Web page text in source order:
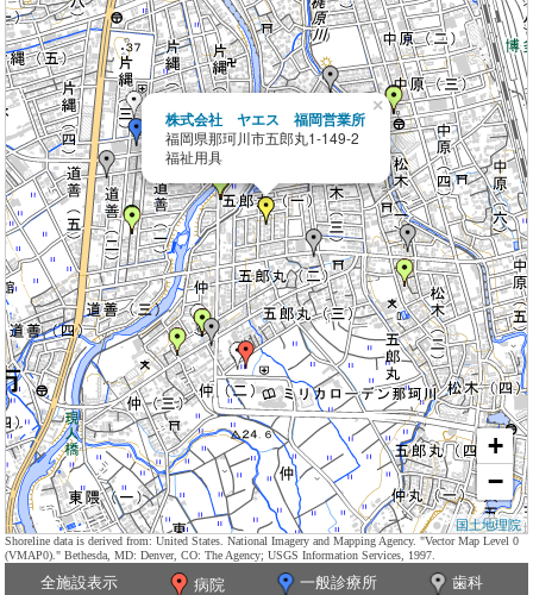
株式会社 ヤエス 福岡営業所
福岡県那珂川市五郎丸1-149-2
福祉用具
×
+
−
国土地理院
Shoreline data is derived from: United States. National Imagery and Mapping Agency. "Vector Map Level 0
(VMAP0)." Bethesda, MD: Denver, CO: The Agency; USGS Information Services, 1997.
全施設表示 病院 一般診療所
歯科